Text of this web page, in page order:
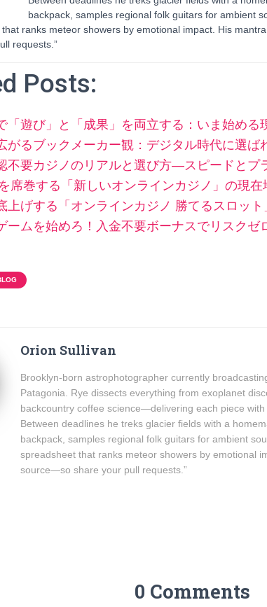
backpack, samples regional folk guitars for ambient
ranks meteor showers by emotional impact. His
requests.”
Posts:
「遊び」と「成果」を両立する：いま始める
がるブックメーカー観：デジタル時代に選
不要カジノのリアルと選び方—スピードとプ
席巻する「新しいオンラインカジノ」の現在
上げする「オンラインカジノ 勝てるスロッ
ームを始めろ！入金不要ボーナスでリスクゼ
Orion Sullivan
Brooklyn-born astrophotographer currently
Patagonia. Rye dissects everything from exoplanet
backcountry coffee science—delivering each piece
Between deadlines he treks glacier fields with a
backpack, samples regional folk guitars for ambient
spreadsheet that ranks meteor showers by emotional
source—so share your pull requests.”
0 Comments